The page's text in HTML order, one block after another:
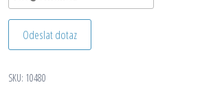
Odeslat dotaz
SKU: 10480